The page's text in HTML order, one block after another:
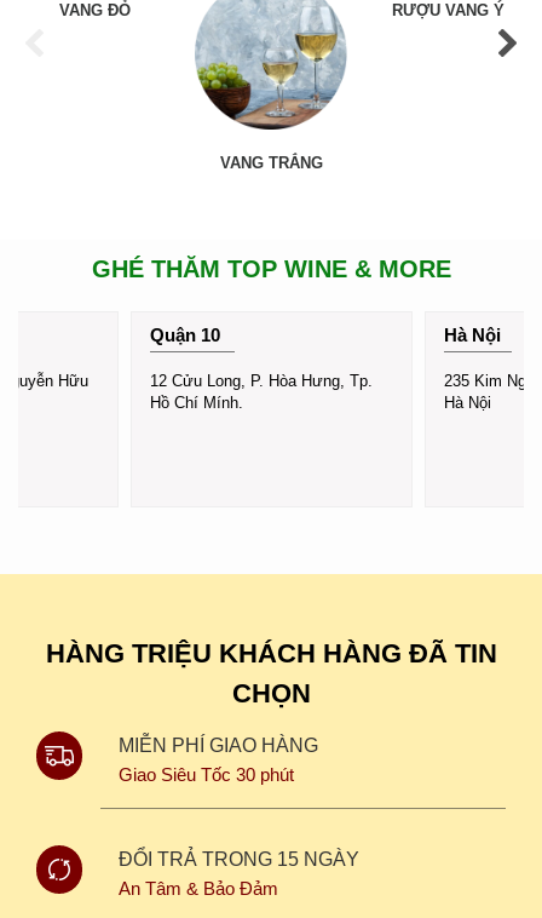
VANG ĐỎ
VANG TRẮNG
GHÉ THĂM TOP WINE & MORE
Hữu
Quận 10
12 Cửu Long, P. Hòa Hưng, Tp.
Hồ Chí Mính.
Hà Nội
235 Kim
Hà Nội
HÀNG TRIỆU KHÁCH HÀNG ĐÃ TIN
CHỌN
MIỄN PHÍ GIAO HÀNG
Giao Siêu Tốc 30 phút
ĐỔI TRẢ TRONG 15 NGÀY
An Tâm & Bảo Đảm